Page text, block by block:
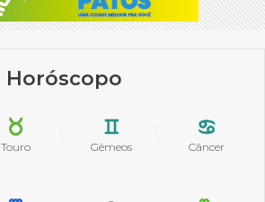
Horóscopo
Touro Gêmeos Câncer